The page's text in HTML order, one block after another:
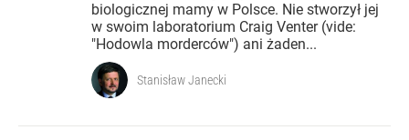
biologicznej mamy w Polsce. Nie stworzył jej
w swoim laboratorium Craig Venter (vide:
"Hodowla morderców") ani żaden...
Stanisław Janecki